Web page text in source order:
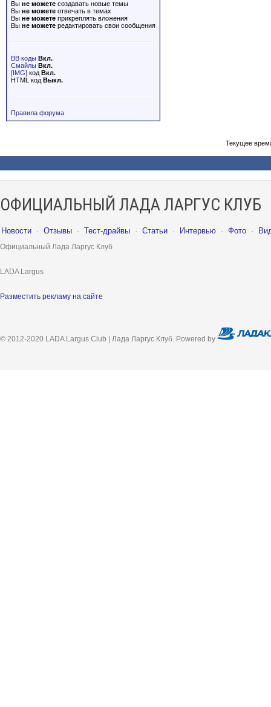
Вы не можете создавать новые темы
Вы не можете отвечать в темах
Вы не можете прикреплять вложения
Вы не можете редактировать свои сообщения
BB коды Вкл.
Смайлы Вкл.
[IMG] код Вкл.
HTML код Выкл.
Правила форума
Текущее
ОФИЦИАЛЬНЫЙ ЛАДА ЛАРГУС КЛУБ
Новости · Отзывы · Тест-драйвы · Статьи · Интервью · Фото ·
Официальный Лада Ларгус Клуб
LADA Largus
Разместить рекламу на сайте
© 2012-2020 LADA Largus Club | Лада Ларгус Клуб. Powered by